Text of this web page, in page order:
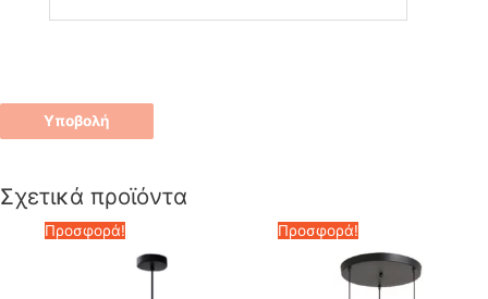
Σχετικά προϊόντα
Προσφορά! Προσφορά!